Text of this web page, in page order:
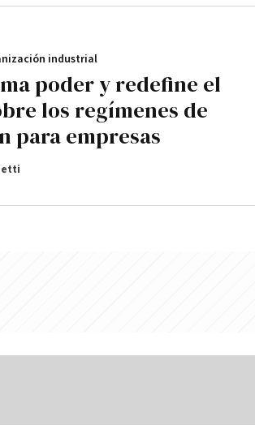
poder y redefine el
los regímenes de
para empresas
industrial